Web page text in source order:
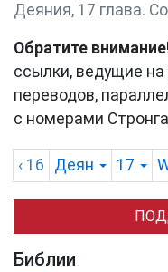
Деяния, 17 глава.
Обратите внимание
ссылки, ведущие
переводов,
с номерами
‹ 16 Деян 17
Библии